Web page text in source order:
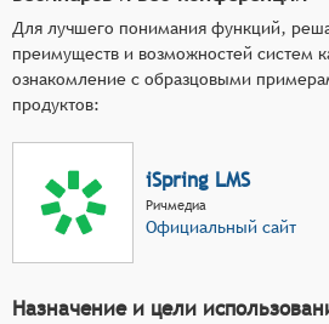
Для лучшего понимания функций,
преимуществ и возможностей систем
ознакомление с образцовыми
продуктов:
iSpring LMS
Ричмедиа
Официальный сайт
Назначение и цели